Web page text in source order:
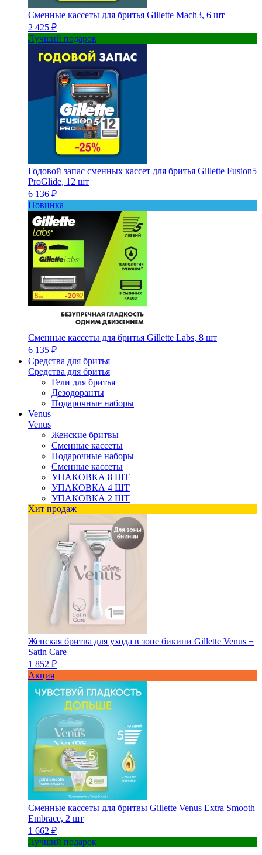
Сменные кассеты для бритья Gillette Mach3, 6 шт
2 425 ₽
Лучший подарок
Годовой запас сменных кассет для бритья Gillette Fusion5
ProGlide, 12 шт
6 136 ₽
Новинка
Сменные кассеты для бритья Gillette Labs, 8 шт
6 135 ₽
Средства для бритья
Средства для бритья
Гели для бритья
Дезодоранты
Подарочные наборы
Venus
Venus
Женские бритвы
Сменные кассеты
Подарочные наборы
Сменные кассеты
УПАКОВКА 8 ШТ
УПАКОВКА 4 ШТ
УПАКОВКА 2 ШТ
Хит продаж
Женская бритва для ухода в зоне бикини Gillette Venus +
Satin Care
1 852 ₽
Акция
Сменные кассеты для бритвы Gillette Venus Extra Smooth
Embrace, 2 шт
1 662 ₽
Лучший подарок